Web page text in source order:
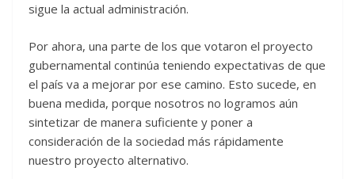
sigue la actual administración.
Por ahora, una parte de los que votaron el proyecto
gubernamental continúa teniendo expectativas de que
el país va a mejorar por ese camino. Esto sucede, en
buena medida, porque nosotros no logramos aún
sintetizar de manera suficiente y poner a
consideración de la sociedad más rápidamente
nuestro proyecto alternativo.